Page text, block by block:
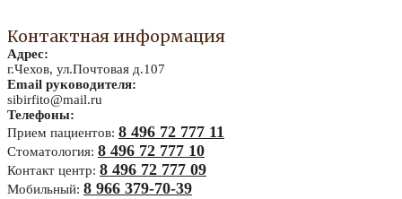
Контактная информация
Адрес:
г.Чехов, ул.Почтовая д.107
Email руководителя:
sibirfito@mail.ru
Телефоны:
Прием пациентов: 8 496 72 777 11
Стоматология: 8 496 72 777 10
Контакт центр: 8 496 72 777 09
Мобильный: 8 966 379-70-39